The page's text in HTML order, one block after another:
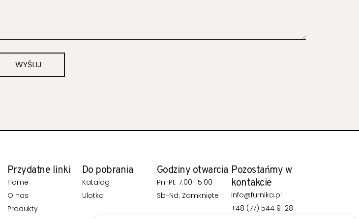
WYŚLIJ
Przydatne linki
Home
O nas
Produkty
Do pobrania
Katalog
Ulotka
Godziny otwarcia
Pn-Pt: 7:00-15:00
Sb-Nd: Zamknięte
Pozostańmy w
kontakcie
info@furnika.pl
+48 (77) 544 91 28